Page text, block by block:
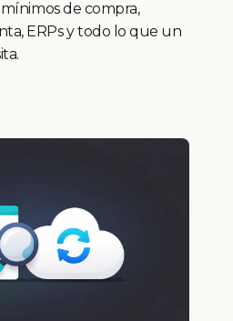
de compra,
ERPs y todo lo que un